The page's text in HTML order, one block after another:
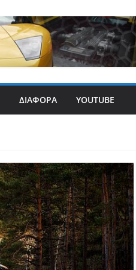
ΔΙΆΦΟΡΑ YOUTUBE